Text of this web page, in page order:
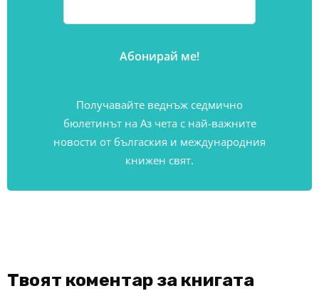
Получавайте веднъж седмично
бюлетинът на Аз чета с най-важните
новости от бългаския и международния
книжен свят.
Твоят коментар за книгата